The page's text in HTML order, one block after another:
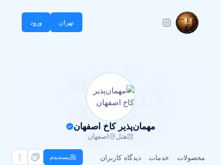
تهران ورود
مهمان‌پذیر کاخ اصفهان
هتل اصفهان
محصولات خدمات دیدگاه کاربران پسندیدم